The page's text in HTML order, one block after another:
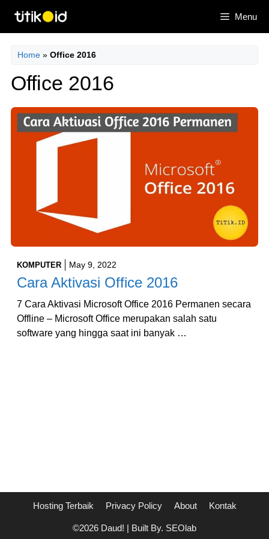
content
Menu
Home » Office 2016
Office 2016
KOMPUTER May 9, 2022
Cara Aktivasi Office 2016
7 Cara Aktivasi Microsoft Office 2016 Permanen secara
Offline – Microsoft Office merupakan salah satu
software yang hingga saat ini banyak …
Hosting Terbaik Privacy Policy About Kontak
©2026 Daud! | Built By. SEOlab